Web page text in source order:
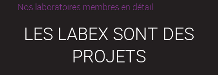
Nos laboratoires membres en détail
LES LABEX SONT DES
PROJETS